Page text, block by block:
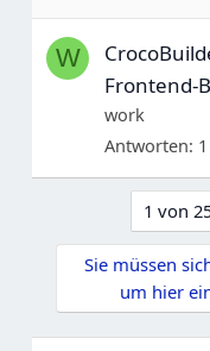
W
Frontend-
work
Antworten 1
1 von
Sie müssen
um hier